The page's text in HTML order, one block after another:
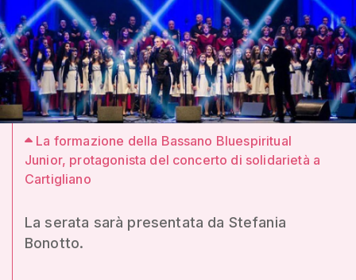
La formazione della Bassano Bluespiritual
Junior, protagonista del concerto di solidarietà a
Cartigliano
La serata sarà presentata da Stefania
Bonotto.